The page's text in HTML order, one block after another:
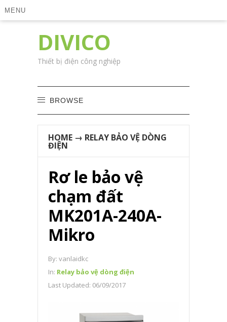
MENU
DIVICO
Thiết bị điện công nghiệp
BROWSE
HOME → RELAY BẢO VỆ DÒNG
ĐIỆN
Rơ le bảo vệ
chạm đất
MK201A-240A-
Mikro
By: vanlaidkc
In: Relay bảo vệ dòng điện
Last Updated: 06/09/2017